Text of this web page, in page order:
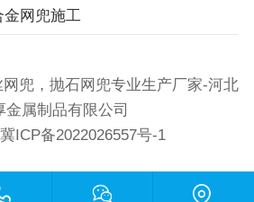
网兜施工
兜，抛石网兜专业生产厂家-河北
金属制品有限公司
冀ICP备2022026557号-1